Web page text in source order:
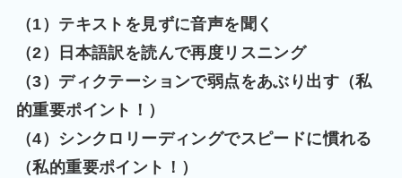
（1）テキストを見ずに音声を聞く
（2）日本語訳を読んで再度リスニング
（3）ディクテーションで弱点をあぶり出す（私
的重要ポイント！）
（4）シンクロリーディングでスピードに慣れる
（私的重要ポイント！）